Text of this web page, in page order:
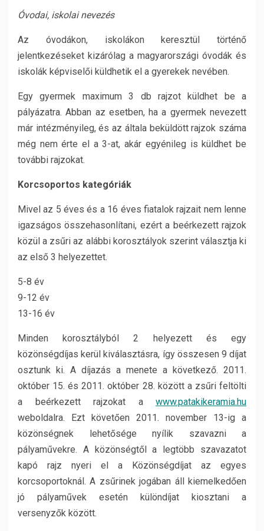
Óvodai, iskolai nevezés
Az óvodákon, iskolákon keresztül történő
jelentkezéseket kizárólag a magyarországi óvodák és
iskolák képviselői küldhetik el a gyerekek nevében.
Egy gyermek maximum 3 db rajzot küldhet be a
pályázatra. Abban az esetben, ha a gyermek nevezett
már intézményileg, és az általa beküldött rajzok száma
még nem érte el a 3-at, akár egyénileg is küldhet be
további rajzokat.
Korcsoportos kategóriák
Mivel az 5 éves és a 16 éves fiatalok rajzait nem lenne
igazságos összehasonlítani, ezért a beérkezett rajzok
közül a zsűri az alábbi korosztályok szerint választja ki
az első 3 helyezettet.
5-8 év
9-12 év
13-16 év
Minden korosztályból 2 helyezett és egy
közönségdíjas kerül kiválasztásra, így összesen 9 díjat
osztunk ki. A díjazás a menete a következő. 2011.
október 15. és 2011. október 28. között a zsűri feltölti
a beérkezett rajzokat a www.patakikeramia.hu
weboldalra. Ezt követően 2011. november 13-ig a
közönségnek lehetősége nyílik szavazni a
pályaművekre. A közönségtől a legtöbb szavazatot
kapó rajz nyeri el a Közönségdíjat az egyes
korcsoportoknál. A zsűrinek jogában áll kiemelkedően
jó pályaművek esetén különdíjat kiosztani a
versenyzők között.